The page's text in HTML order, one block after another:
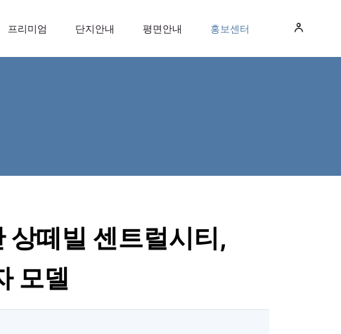
프리미엄 단지안내 평면안내 홍보센터
상떼빌 센트럴시티,
모델